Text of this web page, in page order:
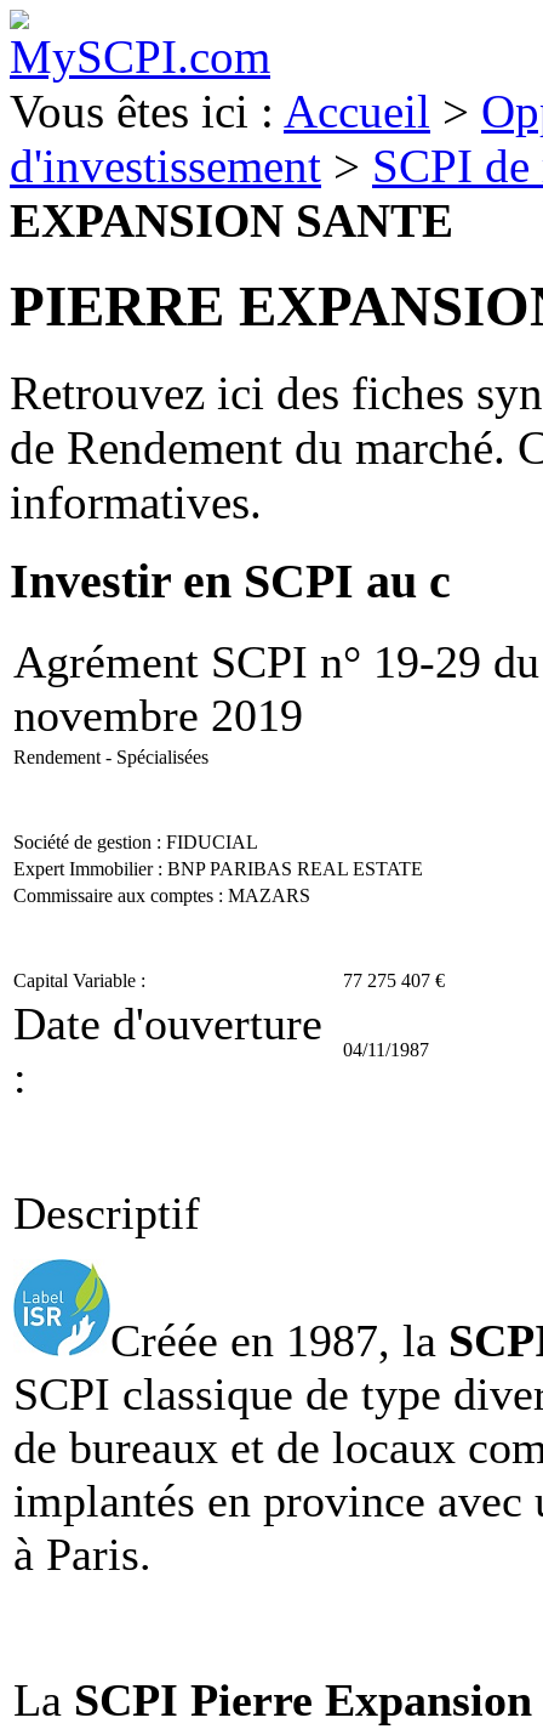
Vous êtes ici : Accueil >
d'investissement > SCPI
EXPANSION SANTE
PIERRE
Retrouvez ici des fiches
de Rendement du marché.
informatives.
Investir en SCPI
Agrément SCPI n° 19-29
novembre 2019
Rendement - Spécialisées
Société de gestion : FIDUCIAL
Expert Immobilier : BNP PARIBAS REAL ESTATE
Commissaire aux comptes : MAZARS
Capital Variable : 77 275 407 €
Date d'ouverture
:
04/11/1987
Descriptif
Créée en 1987, la
SCPI classique de type
de bureaux et de locaux
implantés en province avec
à Paris.
La SCPI Pierre